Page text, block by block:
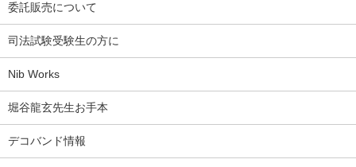
委託販売について
司法試験受験生の方に
Nib Works
堀谷龍玄先生お手本
デコバンド情報